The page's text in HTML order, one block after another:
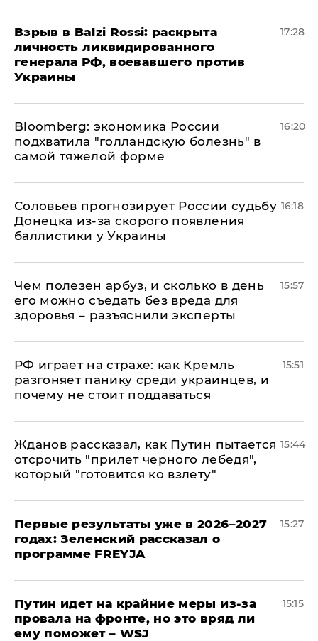
​Взрыв в Balzi Rossi: раскрыта
личность ликвидированного
генерала РФ, воевавшего против
Украины
17:28
Bloomberg: экономика России
подхватила "голландскую болезнь" в
самой тяжелой форме
16:20
Соловьев прогнозирует России судьбу
Донецка из-за скорого появления
баллистики у Украины
16:18
Чем полезен арбуз, и сколько в день
его можно съедать без вреда для
здоровья – разъяснили эксперты
15:57
РФ играет на страхе: как Кремль
разгоняет панику среди украинцев, и
почему не стоит поддаваться
15:51
Жданов рассказал, как Путин пытается
отсрочить "прилет черного лебедя",
который "готовится ко взлету"
15:44
Первые результаты уже в 2026–2027
годах: Зеленский рассказал о
программе FREYJA
15:27
Путин идет на крайние меры из-за
провала на фронте, но это вряд ли
ему поможет – WSJ
15:15